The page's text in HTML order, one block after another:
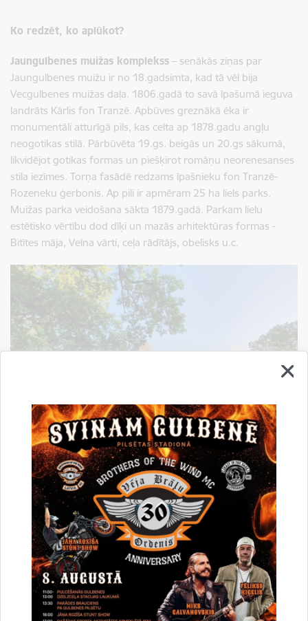
Ko redzēt, ko aplūkot?
Jaungulbenes muižas komplekss – senākās ziņas par
Jaungulbenes muižu ir no 18.gadsimta, kad tā vēl bija
Vecgulbenes muižas daļa. 1806.gadā to savā īpašumā ieguva
landrāts Kārlis fon Tranzē. Apbūves greznākā ēka ir
monumentāli atturīgā pils, kas celta ap 1878.gadu angļu
neogotikas stilā. Pārbūvēta 19.gs. beigās un 20.gs sākumā,
likvidējot gotikas formas un piešķirot romāņu neorenesanses
stila iezīmes. Torņa fasādē redzams īpašnieku fon Tranzē-
Rozeneku ģerbonis. Ap pili ir apmēram 25 ha liels parks.
Muižas parka veidošana sākta 1879.gadā. Parkam lielu
estētisko vērtību dod dīķi un mazās arhitektūras formas -
Bitītes māja, Velna vārti, ceļa rādītājs, obelisks u.c.
Jaungulbenes evaņģēliski luteriskā baznīca
-
atrodas Jaungulbenes muižas parkā. 1892.–1893.gadā
baznīcu cēlis Jaungulbenes muižas īpašnieks Pauls fon
Tranzē-Rozeneks. 1904.gadā viņš to lika pārbūvēt kā
laukakmeņu kapelu savas mirušās sievas Adas piemiņai.
Pēc Pirmā pasaules kara ēka netika izmantota. 1990.gadā
Jaungulbenes baznīcu atjaunoja. 1999.gada aprīlī par
draudzes un baznīcas labvēļu ziedotajiem līdzekļiem tika
iesvētītas vitrāžas. Vitrāžas izgatavojusi māksliniece Elga